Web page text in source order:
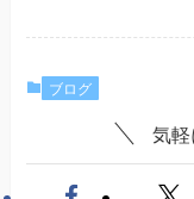
ブログ
気